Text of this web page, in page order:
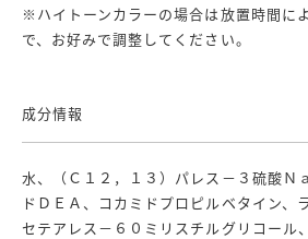
※ハイトーンカラーの場合は放置時間に
で、お好みで調整してください。
成分情報
水、（Ｃ１２，１３）パレス－３硫酸Ｎ
ドＤＥＡ、コカミドプロピルベタイン、
セテアレス－６０ミリスチルグリコール